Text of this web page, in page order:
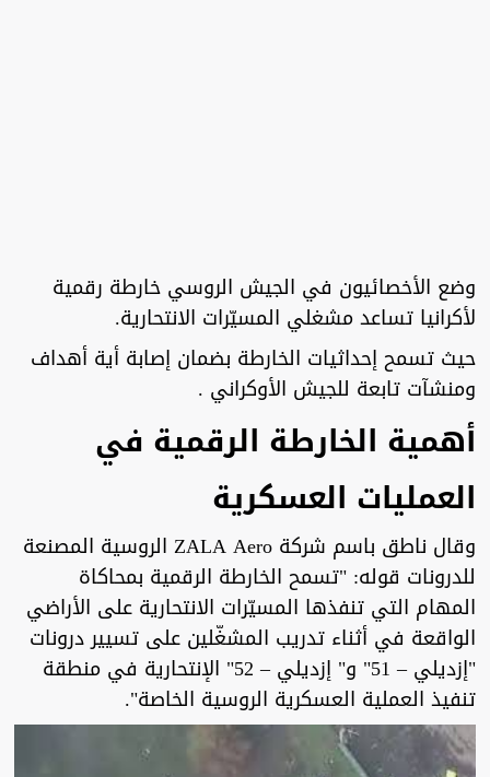
وضع الأخصائيون في الجيش الروسي خارطة رقمية
لأكرانيا تساعد مشغلي المسيّرات الانتحارية.
حيث تسمح إحداثيات الخارطة بضمان إصابة أية أهداف
ومنشآت تابعة للجيش الأوكراني .
أهمية الخارطة الرقمية في
العمليات العسكرية
وقال ناطق باسم شركة ZALA Aero الروسية المصنعة
للدرونات قوله: "تسمح الخارطة الرقمية بمحاكاة
المهام التي تنفذها المسيّرات الانتحارية على الأراضي
الواقعة في أثناء تدريب المشغّلين على تسيير درونات
"إزديلي – 51" و" إزديلي – 52" الإنتحارية في منطقة
تنفيذ العملية العسكرية الروسية الخاصة".